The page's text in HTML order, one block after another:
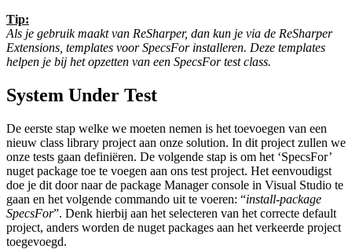
Tip:
Als je gebruik maakt van ReSharper, dan kun je via de ReSharper
Extensions, templates voor SpecsFor installeren. Deze templates
helpen je bij het opzetten van een SpecsFor test class.
System Under Test
De eerste stap welke we moeten nemen is het toevoegen van een
nieuw class library project aan onze solution. In dit project zullen we
onze tests gaan definiëren. De volgende stap is om het ‘SpecsFor’
nuget package toe te voegen aan ons test project. Het eenvoudigst
doe je dit door naar de package Manager console in Visual Studio te
gaan en het volgende commando uit te voeren: “install-package
SpecsFor”. Denk hierbij aan het selecteren van het correcte default
project, anders worden de nuget packages aan het verkeerde project
toegevoegd.